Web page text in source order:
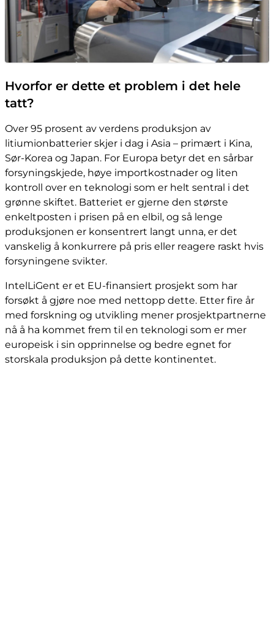
Hvorfor er dette et problem i det hele
tatt?
Over 95 prosent av verdens produksjon av
litiumionbatterier skjer i dag i Asia – primært i Kina,
Sør-Korea og Japan. For Europa betyr det en sårbar
forsyningskjede, høye importkostnader og liten
kontroll over en teknologi som er helt sentral i det
grønne skiftet. Batteriet er gjerne den største
enkeltposten i prisen på en elbil, og så lenge
produksjonen er konsentrert langt unna, er det
vanskelig å konkurrere på pris eller reagere raskt hvis
forsyningene svikter.
IntelLiGent er et EU-finansiert prosjekt som har
forsøkt å gjøre noe med nettopp dette. Etter fire år
med forskning og utvikling mener prosjektpartnerne
nå å ha kommet frem til en teknologi som er mer
europeisk i sin opprinnelse og bedre egnet for
storskala produksjon på dette kontinentet.